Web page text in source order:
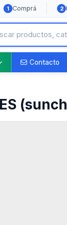
1 Comprá 2
Contacto